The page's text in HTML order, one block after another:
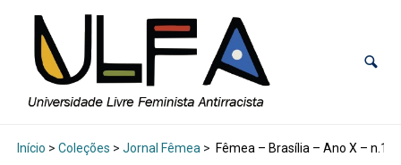
Início > Coleções > Jornal Fêmea > Fêmea – Brasília – Ano X –